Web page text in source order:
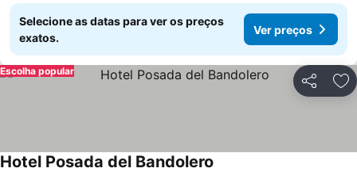
Selecione as datas para ver os preços
exatos.
Ver preços
Partilhar
Escolha popular
Hotel Posada del Bandolero